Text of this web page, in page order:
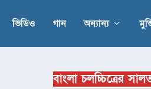
ভিডিও গান অন্যান্য
বাংলা চলচ্চিত্রের